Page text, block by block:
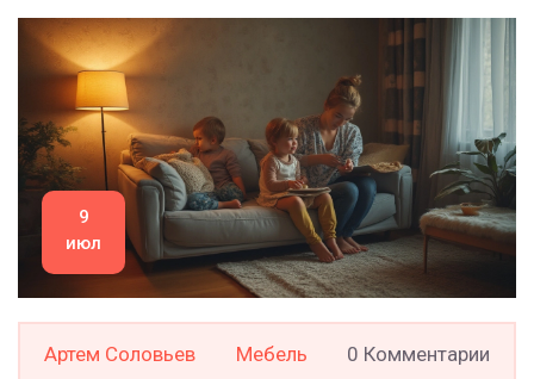
9
июл
Артем Соловьев Мебель 0 Комментарии